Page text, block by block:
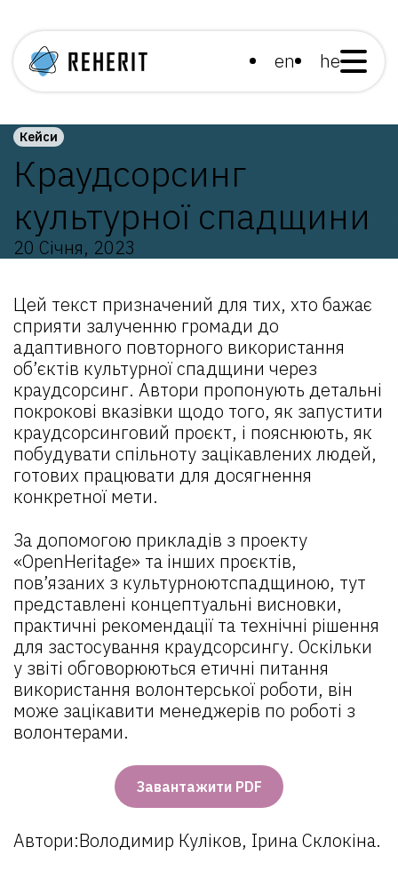
en he
Кейси
Краудсорсинг
культурної спадщини
20 Січня, 2023
Цей текст призначений для тих, хто бажає
сприяти залученню громади до
адаптивного повторного використання
об’єктів культурної спадщини через
краудсорсинг. Автори пропонують детальні
покрокові вказівки щодо того, як запустити
краудсорсинговий проєкт, і пояснюють, як
побудувати спільноту зацікавлених людей,
готових працювати для досягнення
конкретної мети.
За допомогою прикладів з проекту
«OpenHeritage» та інших проєктів,
пов’язаних з культурноютспадщиною, тут
представлені концептуальні висновки,
практичні рекомендації та технічні рішення
для застосування краудсорсингу. Оскільки
у звіті обговорюються етичні питання
використання волонтерської роботи, він
може зацікавити менеджерів по роботі з
волонтерами.
Завантажити PDF
Автори:Володимир Куліков, Ірина Склокіна.